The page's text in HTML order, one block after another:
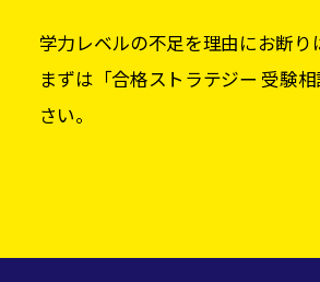
学力レベルの不足を理由にお断り
まずは「合格ストラテジー 受験
さい。